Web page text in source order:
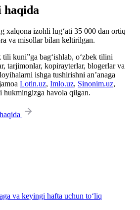
haqida
xalqona izohli lug‘ati 35 000 dan ortiq
va misollar bilan keltirilgan.
kuni”ga bag‘ishlab, o‘zbek tilini
tarjimonlar, kopirayterlar, blogerlar va
ishga tushirishni an’anaga
Lotin.uz, Imlo.uz, Sinonim.uz,
hukmingizga havola qilgan.
va keyingi hafta uchun to‘liq